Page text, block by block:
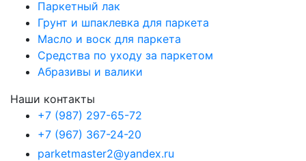
Паркетный лак
Грунт и шпаклевка для паркета
Масло и воск для паркета
Средства по уходу за паркетом
Абразивы и валики
Наши контакты
+7 (987) 297-65-72
+7 (967) 367-24-20
parketmaster2@yandex.ru